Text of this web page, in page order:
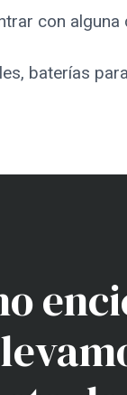
con
baterías